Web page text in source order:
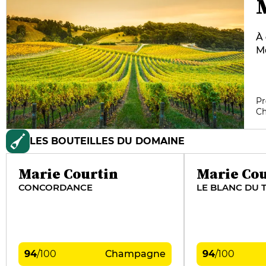
À
LES BOUTEILLES DU DOMAINE
Marie Courtin
CONCORDANCE
94/100 Champagne
Marie
LE BLANC DU
94/100